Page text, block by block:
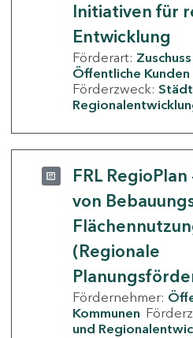
Initiativen für
Entwicklung
Förderart: Zuschuss
Öffentliche Kunden
Förderzweck:
FRL
von
(Regionale
Fördernehmer:
Kommunen
und